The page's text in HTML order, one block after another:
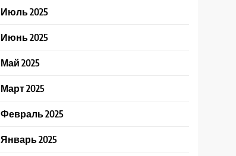
Июль 2025
Июнь 2025
Май 2025
Март 2025
Февраль 2025
Январь 2025